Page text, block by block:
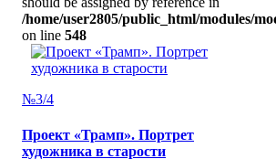
/home/user2805/public_html/modules/
on line 548
№3/4
Проект «Трамп». Портрет
художника в старости